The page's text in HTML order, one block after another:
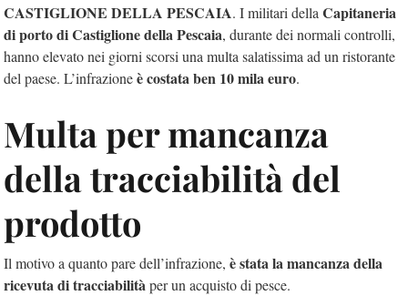
CASTIGLIONE DELLA PESCAIA. I militari della Capitaneria
di porto di Castiglione della Pescaia, durante dei normali controlli,
hanno elevato nei giorni scorsi una multa salatissima ad un ristorante
del paese. L’infrazioneè costata ben 10 mila euro.
Multa per mancanza
della tracciabilità del
prodotto
Il motivo a quanto pare dell’infrazione, è stata la mancanza della
ricevuta di tracciabilitàper un acquisto di pesce.